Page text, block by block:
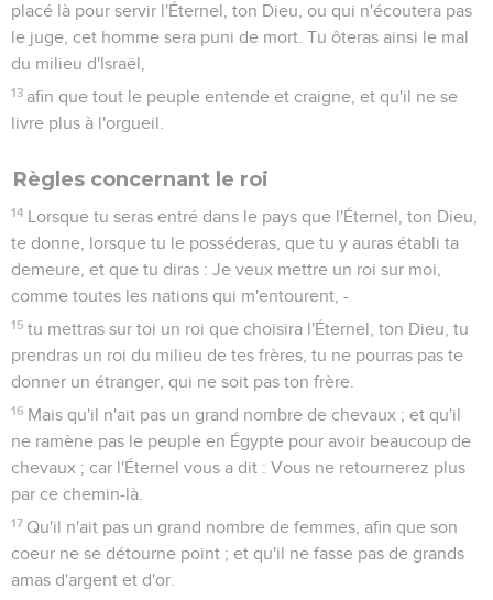
placé là pour servir l'Éternel, ton Dieu, ou qui n'écoutera pas
le juge, cet homme sera puni de mort. Tu ôteras ainsi le mal
du milieu d'Israël,
13 afin que tout le peuple entende et craigne, et qu'il ne se
livre plus à l'orgueil.
Règles concernant le roi
14 Lorsque tu seras entré dans le pays que l'Éternel, ton Dieu,
te donne, lorsque tu le posséderas, que tu y auras établi ta
demeure, et que tu diras : Je veux mettre un roi sur moi,
comme toutes les nations qui m'entourent, -
15 tu mettras sur toi un roi que choisira l'Éternel, ton Dieu, tu
prendras un roi du milieu de tes frères, tu ne pourras pas te
donner un étranger, qui ne soit pas ton frère.
16 Mais qu'il n'ait pas un grand nombre de chevaux ; et qu'il
ne ramène pas le peuple en Égypte pour avoir beaucoup de
chevaux ; car l'Éternel vous a dit : Vous ne retournerez plus
par ce chemin-là.
17 Qu'il n'ait pas un grand nombre de femmes, afin que son
coeur ne se détourne point ; et qu'il ne fasse pas de grands
amas d'argent et d'or.